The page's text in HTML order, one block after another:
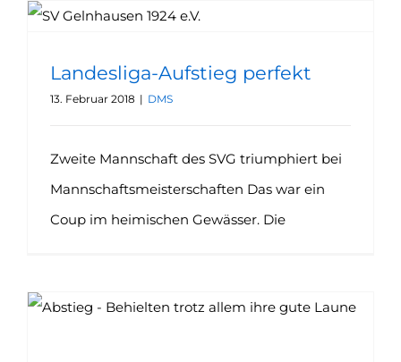
Landesliga-Aufstieg perfekt
13. Februar 2018 | DMS
Zweite Mannschaft des SVG triumphiert bei
Mannschaftsmeisterschaften Das war ein
Coup im heimischen Gewässer. Die